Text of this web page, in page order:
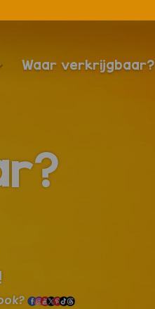
Waar verkrijgbaar?